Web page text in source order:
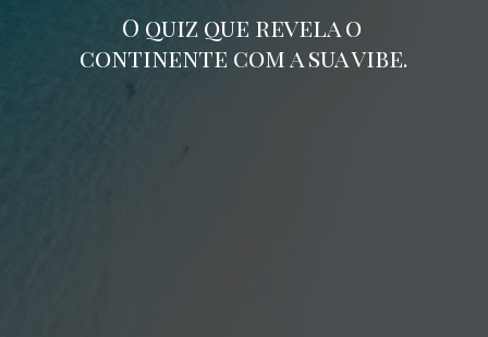
O quiz que revela o
continente com a sua vibe.